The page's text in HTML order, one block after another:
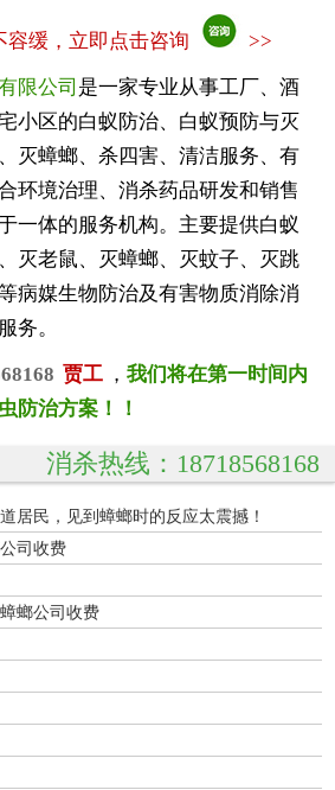
容缓，立即点击咨询 >>
限公司 是一家专业从事工厂、酒
小区的白蚁防治、白蚁预防与灭
灭蟑螂、杀四害、清洁服务、有
环境治理、消杀药品研发和销售
一体的服务机构。主要提供白蚁
灭老鼠、灭蟑螂、灭蚊子、灭跳
病媒生物防治及有害物质消除消
务。
贾工 ， 我们将在第一时间内
防治方案！！
消杀热线：18718568168
居民，见到蟑螂时的反应太震撼！
司收费
螂公司收费